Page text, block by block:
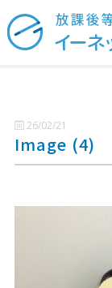
26/02/21
Image (4)